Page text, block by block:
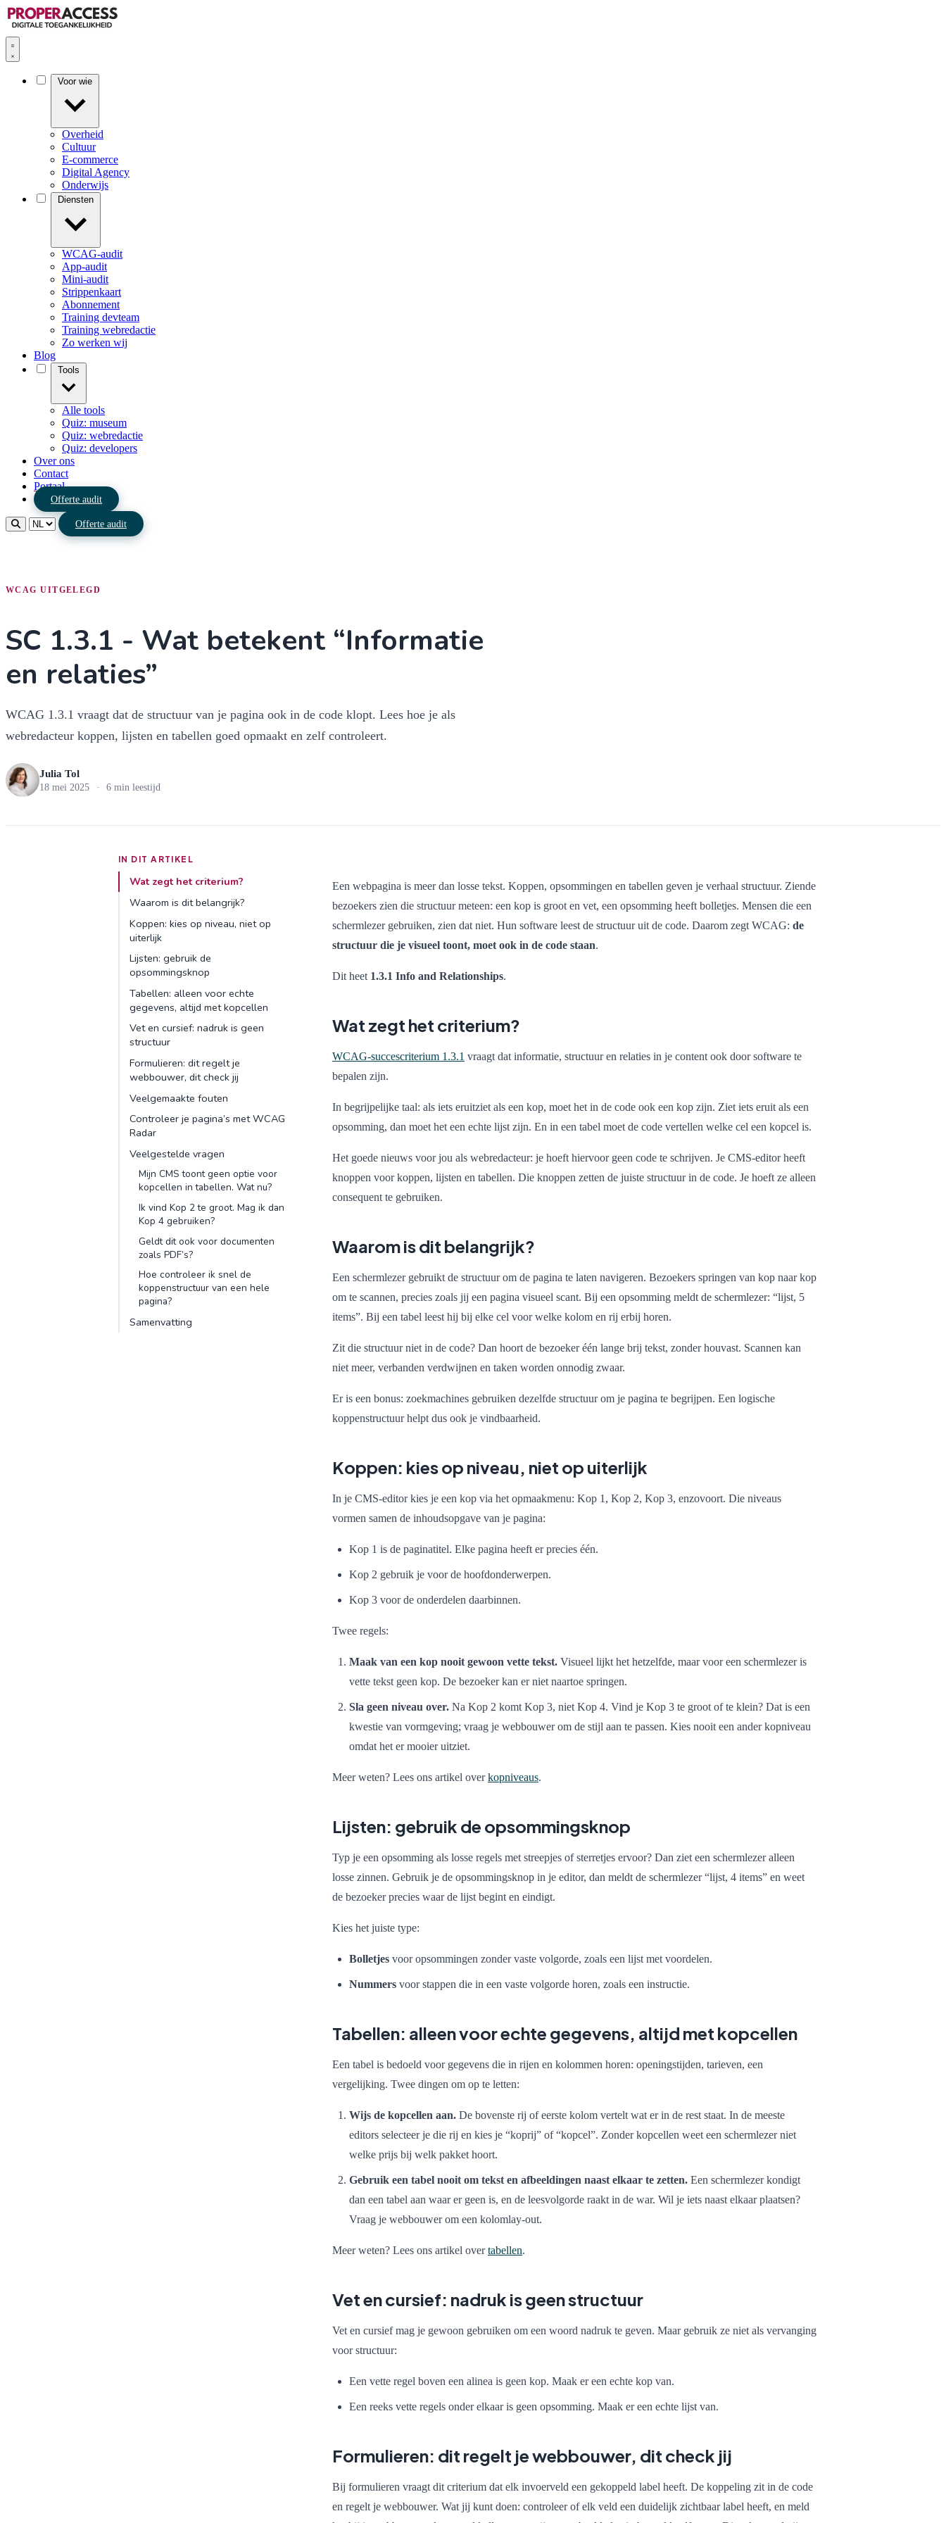
Overheid
Cultuur
E-commerce
Digital Agency
Onderwijs
WCAG-audit
App-audit
Mini-audit
Strippenkaart
Abonnement
Training devteam
Training webredactie
Zo werken wij
Blog
Alle tools
Quiz: museum
Quiz: webredactie
Quiz: developers
Over ons
Contact
Portaal
Offerte audit
Offerte audit
WCAG UITGELEGD
SC 1.3.1 - Wat betekent “Informatie
en relaties”
WCAG 1.3.1 vraagt dat de structuur van je pagina ook in de code klopt. Lees hoe je als
webredacteur koppen, lijsten en tabellen goed opmaakt en zelf controleert.
Julia Tol
18 mei 2025 · 6 min leestijd
IN DIT ARTIKEL
Wat zegt het criterium?
Waarom is dit belangrijk?
Koppen: kies op niveau, niet op
uiterlijk
Lijsten: gebruik de
opsommingsknop
Tabellen: alleen voor echte
gegevens, altijd met kopcellen
Vet en cursief: nadruk is geen
structuur
Formulieren: dit regelt je
webbouwer, dit check jij
Veelgemaakte fouten
Controleer je pagina’s met WCAG
Radar
Veelgestelde vragen
Mijn CMS toont geen optie voor
kopcellen in tabellen. Wat nu?
Ik vind Kop 2 te groot. Mag ik dan
Kop 4 gebruiken?
Geldt dit ook voor documenten
zoals PDF’s?
Hoe controleer ik snel de
koppenstructuur van een hele
pagina?
Samenvatting
Een webpagina is meer dan losse tekst. Koppen, opsommingen en tabellen geven je verhaal structuur. Ziende
bezoekers zien die structuur meteen: een kop is groot en vet, een opsomming heeft bolletjes. Mensen die een
schermlezer gebruiken, zien dat niet. Hun software leest de structuur uit de code. Daarom zegt WCAG: de
structuur die je visueel toont, moet ook in de code staan.
Dit heet 1.3.1 Info and Relationships.
Wat zegt het criterium?
WCAG-succescriterium 1.3.1 vraagt dat informatie, structuur en relaties in je content ook door software te
bepalen zijn.
In begrijpelijke taal: als iets eruitziet als een kop, moet het in de code ook een kop zijn. Ziet iets eruit als een
opsomming, dan moet het een echte lijst zijn. En in een tabel moet de code vertellen welke cel een kopcel is.
Het goede nieuws voor jou als webredacteur: je hoeft hiervoor geen code te schrijven. Je CMS-editor heeft
knoppen voor koppen, lijsten en tabellen. Die knoppen zetten de juiste structuur in de code. Je hoeft ze alleen
consequent te gebruiken.
Waarom is dit belangrijk?
Een schermlezer gebruikt de structuur om de pagina te laten navigeren. Bezoekers springen van kop naar kop
om te scannen, precies zoals jij een pagina visueel scant. Bij een opsomming meldt de schermlezer: “lijst, 5
items”. Bij een tabel leest hij bij elke cel voor welke kolom en rij erbij horen.
Zit die structuur niet in de code? Dan hoort de bezoeker één lange brij tekst, zonder houvast. Scannen kan
niet meer, verbanden verdwijnen en taken worden onnodig zwaar.
Er is een bonus: zoekmachines gebruiken dezelfde structuur om je pagina te begrijpen. Een logische
koppenstructuur helpt dus ook je vindbaarheid.
Koppen: kies op niveau, niet op uiterlijk
In je CMS-editor kies je een kop via het opmaakmenu: Kop 1, Kop 2, Kop 3, enzovoort. Die niveaus
vormen samen de inhoudsopgave van je pagina:
Kop 1 is de paginatitel. Elke pagina heeft er precies één.
Kop 2 gebruik je voor de hoofdonderwerpen.
Kop 3 voor de onderdelen daarbinnen.
Twee regels:
Maak van een kop nooit gewoon vette tekst. Visueel lijkt het hetzelfde, maar voor een schermlezer is
vette tekst geen kop. De bezoeker kan er niet naartoe springen.
Sla geen niveau over. Na Kop 2 komt Kop 3, niet Kop 4. Vind je Kop 3 te groot of te klein? Dat is een
kwestie van vormgeving; vraag je webbouwer om de stijl aan te passen. Kies nooit een ander kopniveau
omdat het er mooier uitziet.
Meer weten? Lees ons artikel overkopniveaus.
Lijsten: gebruik de opsommingsknop
Typ je een opsomming als losse regels met streepjes of sterretjes ervoor? Dan ziet een schermlezer alleen
losse zinnen. Gebruik je de opsommingsknop in je editor, dan meldt de schermlezer “lijst, 4 items” en weet
de bezoeker precies waar de lijst begint en eindigt.
Kies het juiste type:
Bolletjes voor opsommingen zonder vaste volgorde, zoals een lijst met voordelen.
Nummers voor stappen die in een vaste volgorde horen, zoals een instructie.
Tabellen: alleen voor echte gegevens, altijd met kopcellen
Een tabel is bedoeld voor gegevens die in rijen en kolommen horen: openingstijden, tarieven, een
vergelijking. Twee dingen om op te letten:
Wijs de kopcellen aan. De bovenste rij of eerste kolom vertelt wat er in de rest staat. In de meeste
editors selecteer je die rij en kies je “koprij” of “kopcel”. Zonder kopcellen weet een schermlezer niet
welke prijs bij welk pakket hoort.
Gebruik een tabel nooit om tekst en afbeeldingen naast elkaar te zetten. Een schermlezer kondigt
dan een tabel aan waar er geen is, en de leesvolgorde raakt in de war. Wil je iets naast elkaar plaatsen?
Vraag je webbouwer om een kolomlay-out.
Meer weten? Lees ons artikel overtabellen.
Vet en cursief: nadruk is geen structuur
Vet en cursief mag je gewoon gebruiken om een woord nadruk te geven. Maar gebruik ze niet als vervanging
voor structuur:
Een vette regel boven een alinea is geen kop. Maak er een echte kop van.
Een reeks vette regels onder elkaar is geen opsomming. Maak er een echte lijst van.
Formulieren: dit regelt je webbouwer, dit check jij
Bij formulieren vraagt dit criterium dat elk invoerveld een gekoppeld label heeft. De koppeling zit in de code
en regelt je webbouwer. Wat jij kunt doen: controleer of elk veld een duidelijk zichtbaar label heeft, en meld